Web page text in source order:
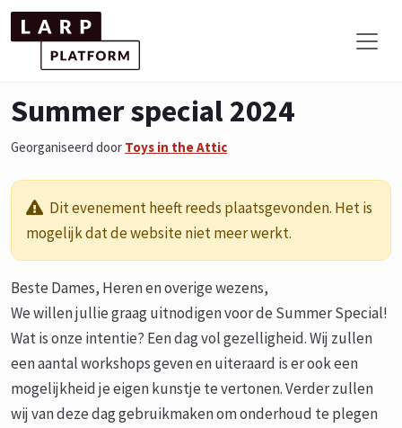
Summer special 2024
Georganiseerd door Toys in the Attic
Dit evenement heeft reeds plaatsgevonden. Het is
mogelijk dat de website niet meer werkt.
Beste Dames, Heren en overige wezens,
We willen jullie graag uitnodigen voor de Summer Special!
Wat is onze intentie? Een dag vol gezelligheid. Wij zullen
een aantal workshops geven en uiteraard is er ook een
mogelijkheid je eigen kunstje te vertonen. Verder zullen
wij van deze dag gebruikmaken om onderhoud te plegen